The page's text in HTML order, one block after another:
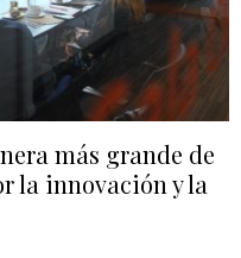
más grande de
la innovación y la